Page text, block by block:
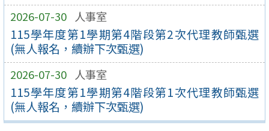
2026-07-30 人事室
115學年度第1學期第4階段第2次代理教師甄選
(無人報名，續辦下次甄選)
2026-07-30 人事室
115學年度第1學期第4階段第1次代理教師甄選
(無人報名，續辦下次甄選)